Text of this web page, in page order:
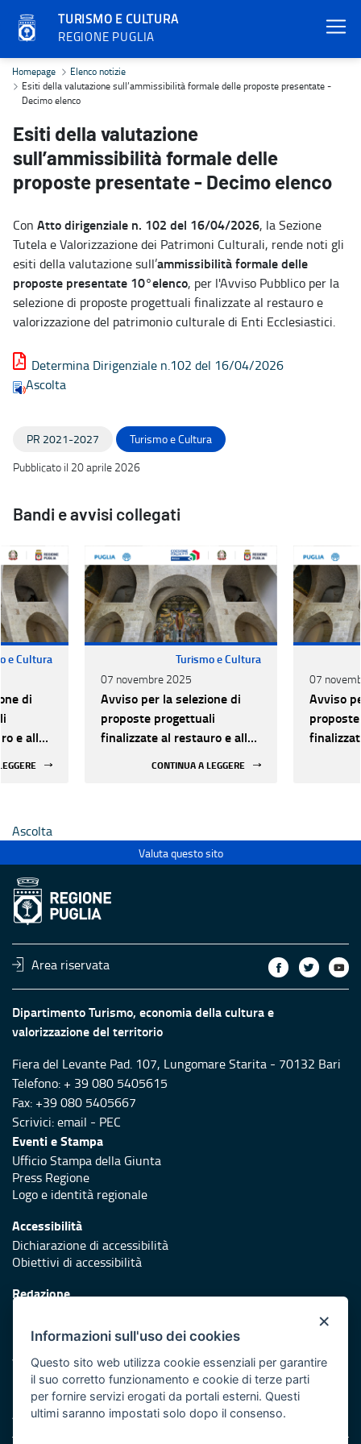
TURISMO E CULTURA
REGIONE PUGLIA
Esiti della valutazione sull’ammissibilità formale delle proposte
Homepage
Elenco notizie
Esiti della valutazione sull’ammissibilità formale delle proposte presentate -
Decimo elenco
Esiti della valutazione
sull’ammissibilità formale delle
proposte presentate - Decimo elenco
Con Atto dirigenziale n. 102 del 16/04/2026, la Sezione
Tutela e Valorizzazione dei Patrimoni Culturali, rende noti gli
esiti della valutazione sull’ammissibilità formale delle
proposte presentate 10°elenco, per l'Avviso Pubblico per la
selezione di proposte progettuali finalizzate al restauro e
valorizzazione del patrimonio culturale di Enti Ecclesiastici.
Determina Dirigenziale n.102 del 16/04/2026
Ascolta
PR 2021-2027
Turismo e Cultura
Pubblicato il 20 aprile 2026
Bandi e avvisi collegati
e Cultura
di
e alla
Turismo e Cultura
07 novembre 2025
Avviso per la selezione di
proposte progettuali
finalizzate al restauro e alla
CONTINUA A LEGGERE
07
Avviso
Ascolta
Valuta questo sito
Area riservata
Dipartimento Turismo, economia della cultura e
valorizzazione del territorio
Fiera del Levante Pad. 107, Lungomare Starita - 70132 Bari
Telefono: + 39 080 5405615
Fax: +39 080 5405667
Scrivici:email - PEC
Eventi e Stampa
Ufficio Stampa della Giunta
Press Regione
Logo e identità regionale
Accessibilità
Dichiarazione di accessibilità
Obiettivi di accessibilità
Redazione
Protezione civile
Vai al sito di Protezione Civile Puglia
Iniziativa finanziata con risorse del POR Puglia 2014/2020 -
Asse XI
×
Informazioni sull'uso dei cookies
Questo sito web utilizza cookie essenziali per garantire
il suo corretto funzionamento e cookie di terze parti
per fornire servizi erogati da portali esterni. Questi
ultimi saranno impostati solo dopo il consenso.